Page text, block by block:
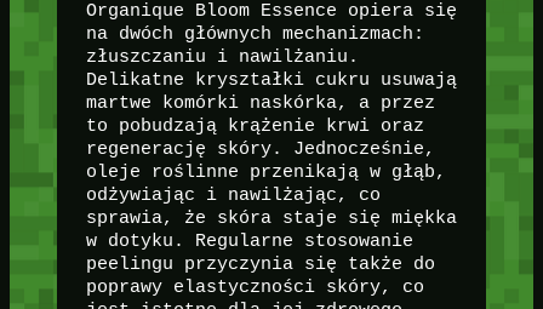
Organique Bloom Essence opiera się
na dwóch głównych mechanizmach:
złuszczaniu i nawilżaniu.
Delikatne kryształki cukru usuwają
martwe komórki naskórka, a przez
to pobudzają krążenie krwi oraz
regenerację skóry. Jednocześnie,
oleje roślinne przenikają w głąb,
odżywiając i nawilżając, co
sprawia, że skóra staje się miękka
w dotyku. Regularne stosowanie
peelingu przyczynia się także do
poprawy elastyczności skóry, co